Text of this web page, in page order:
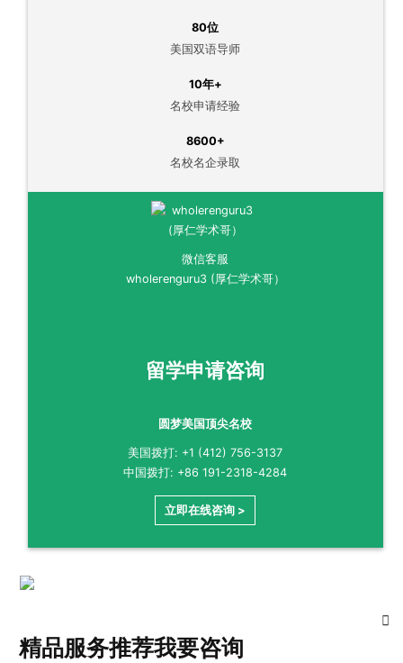
80位
美国双语导师
10年+
名校申请经验
8600+
名校名企录取
微信客服
wholerenguru3 (厚仁学术哥）
留学申请咨询
圆梦美国顶尖名校
美国拨打: +1 (412) 756-3137
中国拨打: +86 191-2318-4284
立即在线咨询 >
精品服务推荐我要咨询